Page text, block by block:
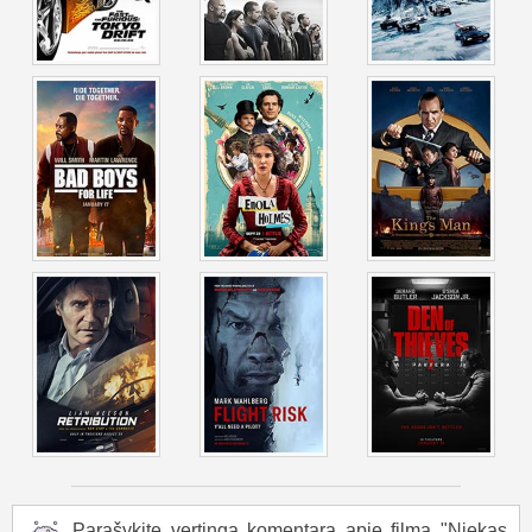
sirenų. Auštant Manselai išeina kartu: Abelė sukaustytas,
Vajatas sužlugdytas, parkas aptvertas juostomis. „Kirpėjas“
skambina uždaryti sąskaitas; Hačas pasako sąlygas: skola
baigta, šeima - neliečiama. Namuose Breidis klausia apie
tikras atostogas, Hačas nusijuokia: „Į kokią nuobodžią vietą“,
ir įsikiša raktus kaip į dėklą - pasiruošęs, jei reikės, bet
pagaliau rinkdamasis priekinę durų pusę. Taip užsibaigia
filmas „Niekas 2“.